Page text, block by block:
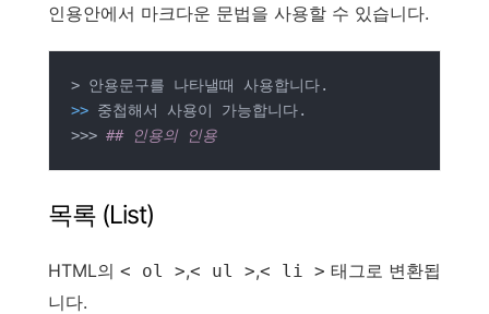
인용안에서 마크다운 문법을 사용할 수 있습니다.
>> 중첩해서 사용이 가능합니다.
>>> ## 인용의 인용
목록 (List)
HTML의 < ol >,< ul >,< li > 태그로 변환됩
니다.